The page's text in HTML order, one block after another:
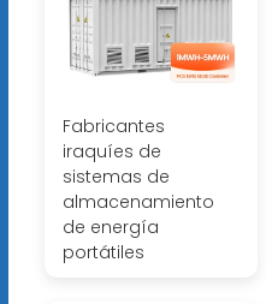
Fabricantes
iraquíes de
sistemas de
almacenamiento
de energía
portátiles